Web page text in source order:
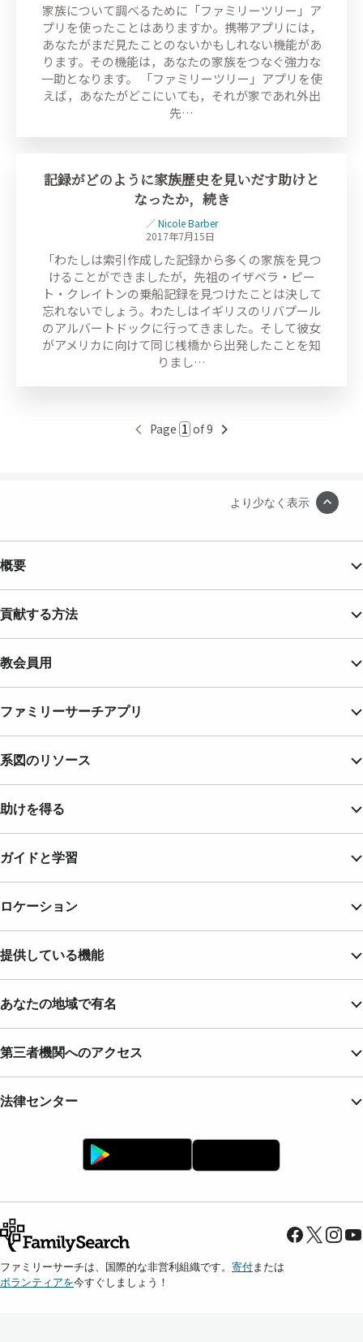
家族について調べるために「ファミリーツリー」ア
プリを使ったことはありますか。携帯アプリには，
あなたがまだ見たことのないかもしれない機能があ
ります。その機能は，あなたの家族をつなぐ強力な
一助となります。 「ファミリーツリー」アプリを使
えば，あなたがどこにいても，それが家であれ外出
先…
記録がどのように家族歴史を見いだす助けと
なったか，続き
／Nicole Barber
2017年7月15日
「わたしは索引作成した記録から多くの家族を見つ
けることができましたが，先祖のイザベラ・ピー
ト・クレイトンの乗船記録を見つけたことは決して
忘れないでしょう。わたしはイギリスのリバプール
のアルバートドックに行ってきました。そして彼女
がアメリカに向けて同じ桟橋から出発したことを知
りまし…
Page of 9